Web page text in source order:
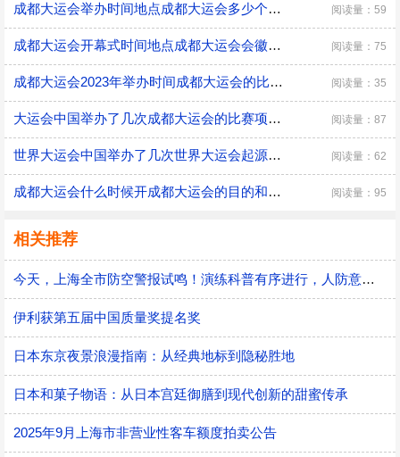
成都大运会举办时间地点成都大运会多少个比赛大项 阅读量：59
成都大运会开幕式时间地点成都大运会会徽是谁设计的 阅读量：75
成都大运会2023年举办时间成都大运会的比赛项目有哪些 阅读量：35
大运会中国举办了几次成都大运会的比赛项目有哪些 阅读量：87
世界大运会中国举办了几次世界大运会起源于哪一年 阅读量：62
成都大运会什么时候开成都大运会的目的和宗旨 阅读量：95
相关推荐
今天，上海全市防空警报试鸣！演练科普有序进行，人防意识“声入人心”
伊利获第五届中国质量奖提名奖
日本东京夜景浪漫指南：从经典地标到隐秘胜地
日本和菓子物语：从日本宫廷御膳到现代创新的甜蜜传承
2025年9月上海市非营业性客车额度拍卖公告